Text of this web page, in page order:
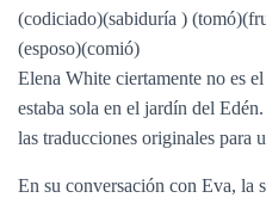
(codiciado)(sabiduría )
(esposo)(comió)
Elena White ciertamente no es
estaba sola en el jardín del
las traducciones originales para
En su conversación con Eva, la